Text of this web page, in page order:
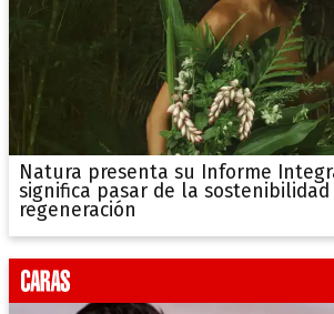
Natura presenta su Informe
significa pasar de la
regeneración